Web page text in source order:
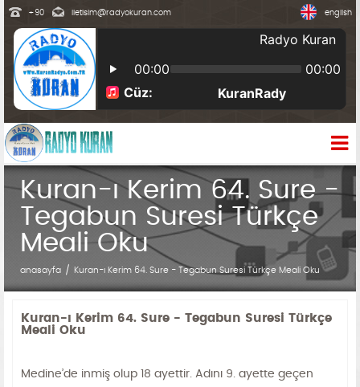
+90 iletisim@radyokuran.com english
Kuran-ı Kerim 64. Sure -
Tegabun Suresi Türkçe
Meali Oku
anasayfa Kuran-ı Kerim 64. Sure - Tegabun Suresi Türkçe Meali Oku
Kuran-ı Kerim 64. Sure - Tegabun Suresi Türkçe
Meali Oku
Medine’de inmiş olup 18 ayettir. Adını 9. ayette geçen